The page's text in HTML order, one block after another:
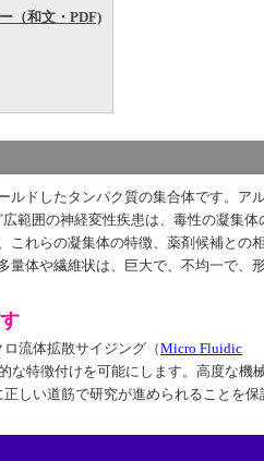
（和文・PDF)
ルドしたタンパク質の集合体です。ア
範囲の神経変性疾患は、毒性の凝集体
これらの凝集体の特徴、薬剤候補との
体や繊維状は、巨大で、不均一で、形
流体拡散サイジング（Micro Fluidic
な特徴付けを可能にします。高度な機
しい道筋で研究が進められることを保